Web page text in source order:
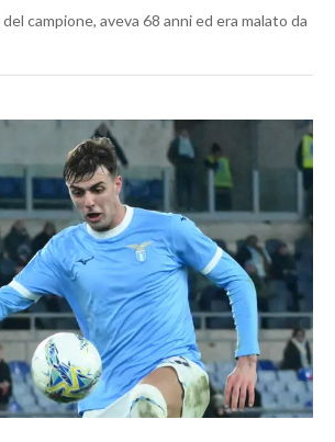
campione, aveva 68 anni ed era malato da